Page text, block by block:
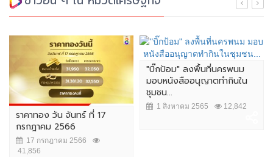
ราคาทอง วัน จันทร์ ที่ 17
กรกฎาคม 2566
17 กรกฎาคม 2566
41,856
"บิ๊กป้อม" ลงพื้นที่นครพนม
มอบหนังสืออนุญาตทำกินใน
ชุมชน...
1 สิงหาคม 2565 12,842